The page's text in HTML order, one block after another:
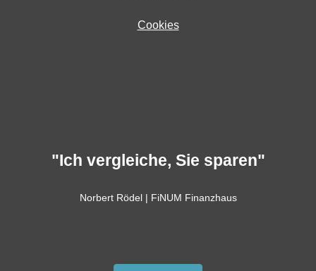
Cookies
"Ich vergleiche, Sie sparen"
Norbert Rödel | FiNUM Finanzhaus